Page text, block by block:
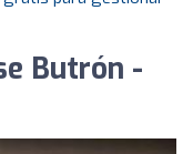
Butrón -